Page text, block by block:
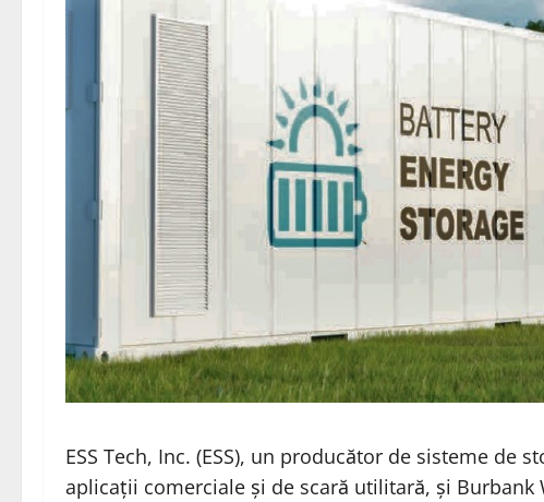
ESS Tech, Inc. (ESS), un producător de sisteme de
aplicații comerciale și de scară utilitară, și Burbank